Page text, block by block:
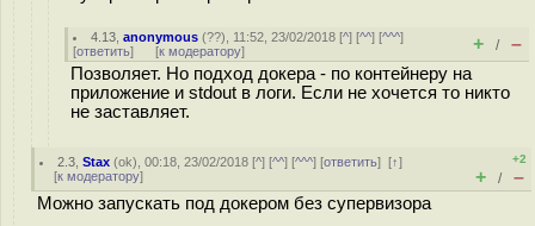
4.13 ,anonymous (??), 11:52, 23/02/2018 [^] [^^] [^^^]
[ответить] [к модератору] + / –
Позволяет. Но подход докера - по контейнеру на
приложение и stdout в логи. Если не хочется то никто
не заставляет.
2.3 ,Stax (ok), 00:18, 23/02/2018 [^] [^^] [^^^] [ответить][↑]
[к модератору]
+2
+ / –
Можно запускать под докером без супервизора